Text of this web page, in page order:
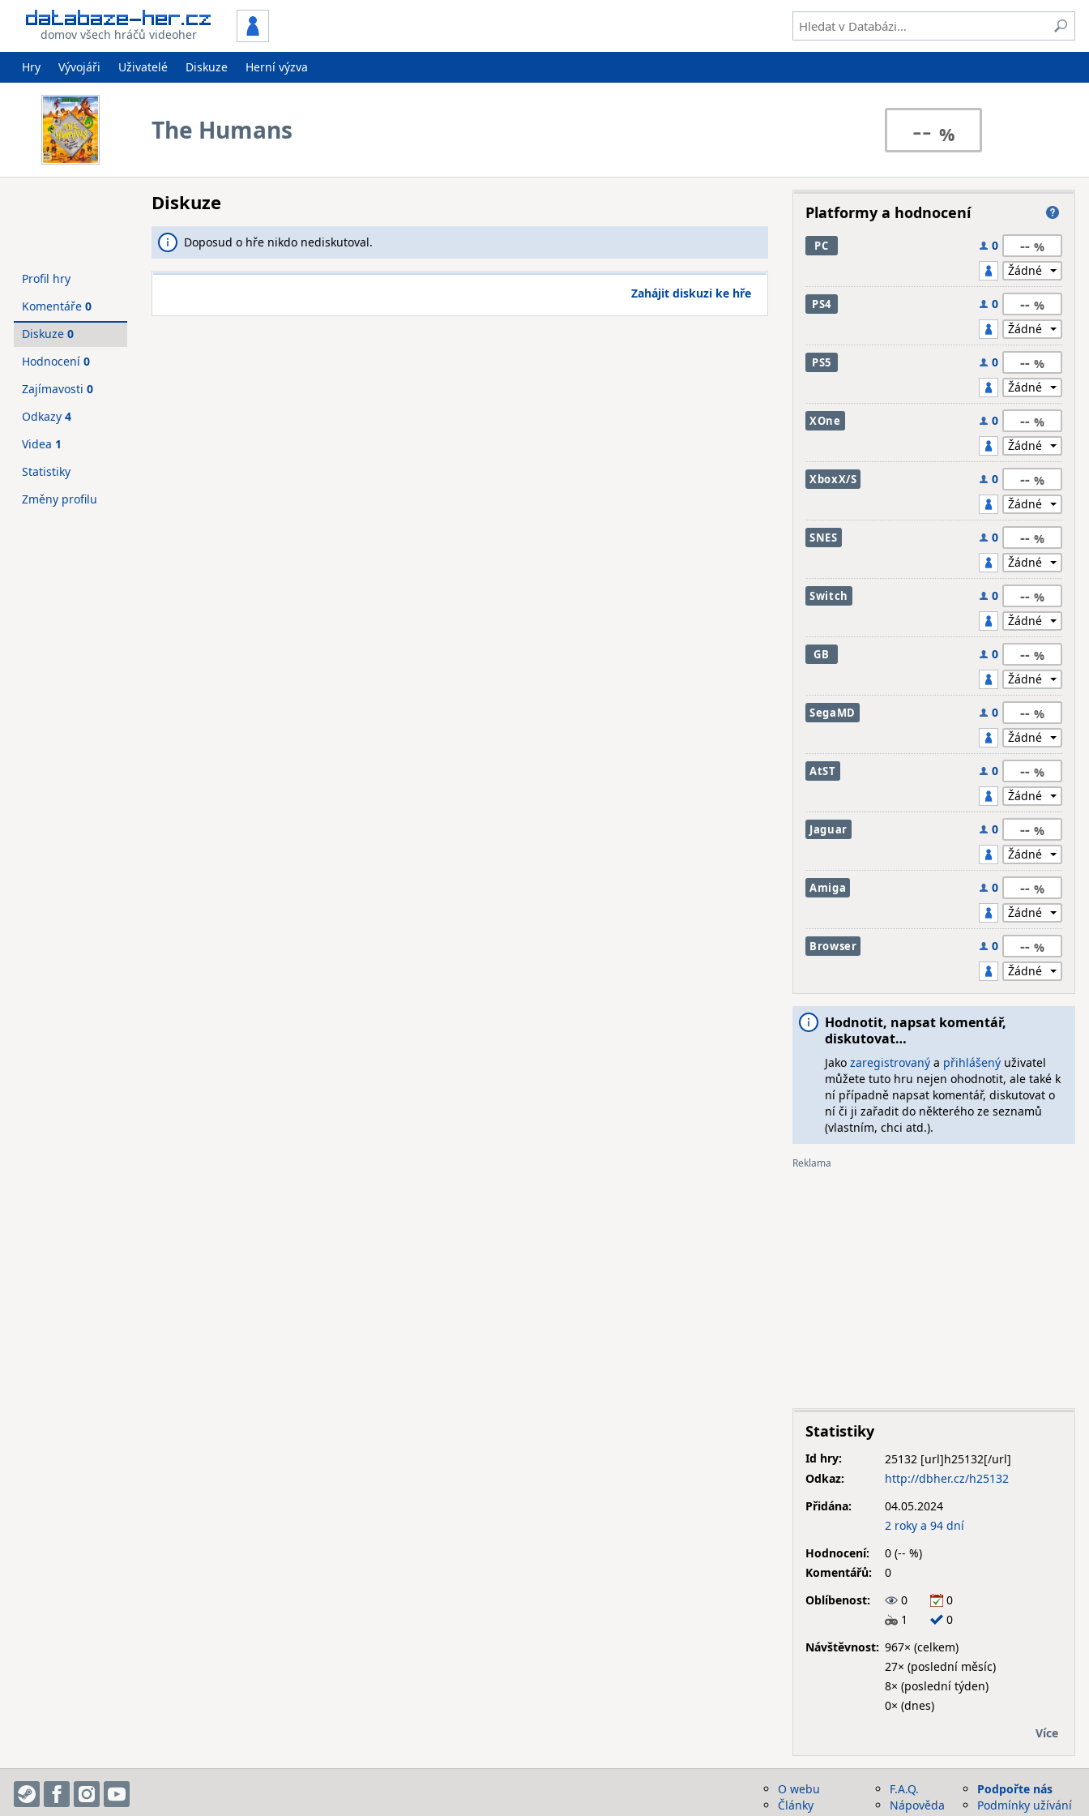
domov všech hráčů videoher
Hry Vývojáři Uživatelé Diskuze Herní výzva
The Humans --
Diskuze
Doposud o hře nikdo nediskutoval.
Zahájit diskuzi ke hře
Profil hry
Komentáře 0
Diskuze 0
Hodnocení 0
Zajímavosti 0
Odkazy 4
Videa 1
Statistiky
Změny profilu
Platformy a hodnocení
PC 0 --
PS4 0 --
PS5 0 --
XOne 0 --
XboxX/S 0 --
SNES 0 --
Switch 0 --
GB 0 --
SegaMD 0 --
AtST 0 --
Jaguar 0 --
Amiga 0 --
Browser 0 --
Hodnotit, napsat komentář,
diskutovat…
Jako zaregistrovanýa přihlášenýuživatel
můžete tuto hru nejen ohodnotit, ale také k
ní případně napsat komentář, diskutovat o
ní či ji zařadit do některého ze seznamů
(vlastním, chci atd.).
Statistiky
Id hry:
25132
Odkaz:
http://dbher.cz/h25132
Přidána:
04.05.2024
2 roky a 94 dní
Hodnocení:
0 (-- %)
Komentářů:
0
Oblíbenost:
0
0
1
0
Návštěvnost: 967× (celkem)
27× (poslední měsíc)
8× (poslední týden)
0× (dnes)
Více
O webu
Články
F.A.Q.
Nápověda
Podpořte nás
Podmínky užívání